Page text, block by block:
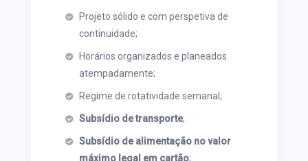
Projeto sólido e com perspetiva de
continuidade;
Horários organizados e planeados
atempadamente;
Regime de rotatividade semanal;
Subsídio de transporte;
Subsídio de alimentação no valor
máximo legal em cartão;